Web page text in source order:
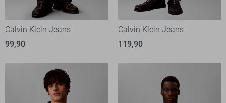
Calvin Klein Jeans
99,90
Calvin Klein Jeans
119,90